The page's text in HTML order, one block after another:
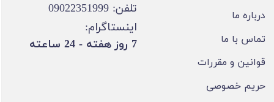
درباره ما
تماس با ما
قوانین و مقررات
حریم خصوصی
تلفن: 09022351999
اینستاگرام:
​7 روز هفته - 24 ساعته ​​​​​​​